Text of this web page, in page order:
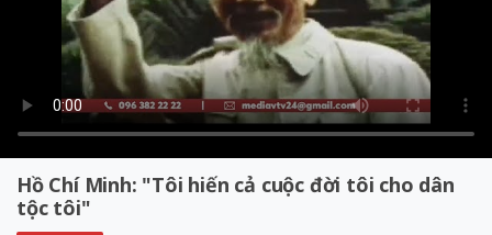
Hồ Chí Minh: "Tôi hiến cả cuộc đời tôi cho dân
tộc tôi"